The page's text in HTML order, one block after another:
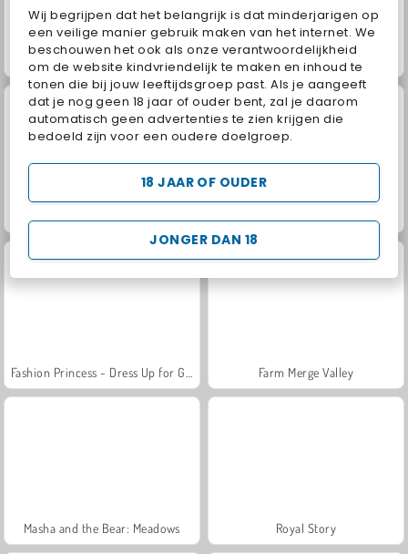
Wij begrijpen dat het belangrijk is dat minderjarigen op
een veilige manier gebruik maken van het internet. We
beschouwen het ook als onze verantwoordelijkheid
om de website kindvriendelijk te maken en inhoud te
tonen die bij jouw leeftijdsgroep past. Als je aangeeft
dat je nog geen 18 jaar of ouder bent, zal je daarom
automatisch geen advertenties te zien krijgen die
bedoeld zijn voor een oudere doelgroep.
JONGER DAN 18
18 JAAR OF OUDER
Scala 40 Juice Merge
Farm Merge Valley
Masha and the Bear: Meadows Royal Story